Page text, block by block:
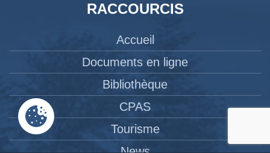
RACCOURCIS
Accueil
Documents en ligne
Bibliothèque
CPAS
Tourisme